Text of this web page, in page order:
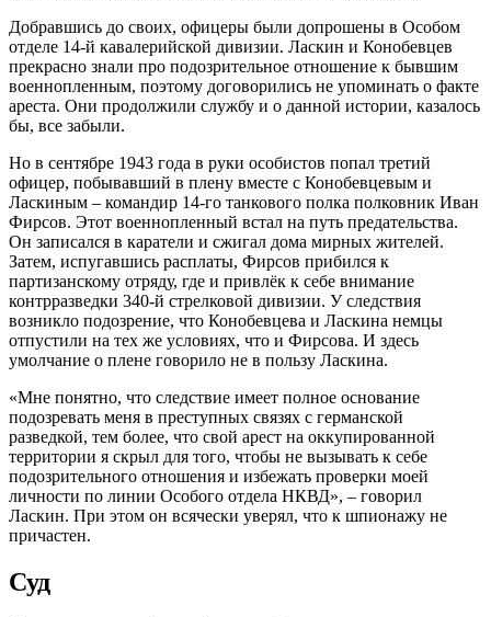
Добравшись до своих, офицеры были допрошены в Особом
отделе 14-й кавалерийской дивизии. Ласкин и Конобевцев
прекрасно знали про подозрительное отношение к бывшим
военнопленным, поэтому договорились не упоминать о факте
ареста. Они продолжили службу и о данной истории, казалось
бы, все забыли.
Но в сентябре 1943 года в руки особистов попал третий
офицер, побывавший в плену вместе с Конобевцевым и
Ласкиным – командир 14-го танкового полка полковник Иван
Фирсов. Этот военнопленный встал на путь предательства.
Он записался в каратели и сжигал дома мирных жителей.
Затем, испугавшись расплаты, Фирсов прибился к
партизанскому отряду, где и привлёк к себе внимание
контрразведки 340-й стрелковой дивизии. У следствия
возникло подозрение, что Конобевцева и Ласкина немцы
отпустили на тех же условиях, что и Фирсова. И здесь
умолчание о плене говорило не в пользу Ласкина.
«Мне понятно, что следствие имеет полное основание
подозревать меня в преступных связях с германской
разведкой, тем более, что свой арест на оккупированной
территории я скрыл для того, чтобы не вызывать к себе
подозрительного отношения и избежать проверки моей
личности по линии Особого отдела НКВД», – говорил
Ласкин. При этом он всячески уверял, что к шпионажу не
причастен.
Суд